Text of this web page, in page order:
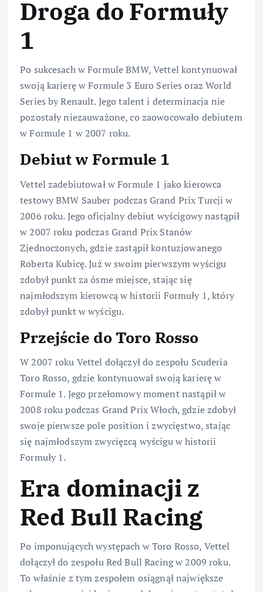
Droga do Formuły
1
Po sukcesach w Formule BMW, Vettel kontynuował
swoją karierę w Formule 3 Euro Series oraz World
Series by Renault. Jego talent i determinacja nie
pozostały niezauważone, co zaowocowało debiutem
w Formule 1 w 2007 roku.
Debiut w Formule 1
Vettel zadebiutował w Formule 1 jako kierowca
testowy BMW Sauber podczas Grand Prix Turcji w
2006 roku. Jego oficjalny debiut wyścigowy nastąpił
w 2007 roku podczas Grand Prix Stanów
Zjednoczonych, gdzie zastąpił kontuzjowanego
Roberta Kubicę. Już w swoim pierwszym wyścigu
zdobył punkt za ósme miejsce, stając się
najmłodszym kierowcą w historii Formuły 1, który
zdobył punkt w wyścigu.
Przejście do Toro Rosso
W 2007 roku Vettel dołączył do zespołu Scuderia
Toro Rosso, gdzie kontynuował swoją karierę w
Formule 1. Jego przełomowy moment nastąpił w
2008 roku podczas Grand Prix Włoch, gdzie zdobył
swoje pierwsze pole position i zwycięstwo, stając
się najmłodszym zwycięzcą wyścigu w historii
Formuły 1.
Era dominacji z
Red Bull Racing
Po imponujących występach w Toro Rosso, Vettel
dołączył do zespołu Red Bull Racing w 2009 roku.
To właśnie z tym zespołem osiągnął największe